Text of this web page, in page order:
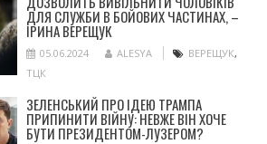
ДЛЯ СЛУЖБИ В БОЙОВИХ ЧАСТИНАХ, –
ІРИНА ВЕРЕЩУК
05.06.2024 ALESYA ВЕРЕЩУК,
ТЦК
ЗЕЛЕНСЬКИЙ ПРО ІДЕЮ ТРАМПА
ПРИПИНИТИ ВІЙНУ: НЕВЖЕ ВІН ХОЧЕ
БУТИ ПРЕЗИДЕНТОМ-ЛУЗЕРОМ?